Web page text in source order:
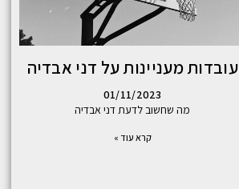
עובדות מעניינות על דני אבדיה
01/11/2023
מה שחשוב לדעת דני אבדיה
קרא עוד »